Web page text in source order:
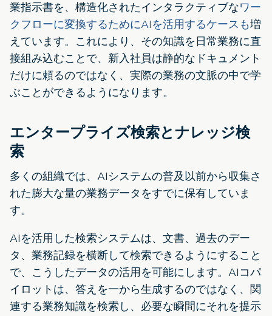
業指示書を、構造化されたインタラクティブなワー
クフローに変換するためにAIを活用するケースも増
えています。これにより、その知識を日常業務に直
接組み込むことで、新入社員は静的なドキュメント
だけに頼るのではなく、実際の業務の文脈の中で学
ぶことができるようになります。
エンタープライズ検索とナレッジ検
索
多くの組織では、AIシステムの普及以前から収集さ
れた膨大な量の業務データをすでに保有していま
す。
AIを活用した検索システムは、文書、過去のデー
タ、業務記録を横断して検索できるようにすること
で、こうしたデータの活用を可能にします。AIコパ
イロットは、答えを一から生成するのではなく、関
連する業務知識を検索し、必要な瞬間にそれを提示